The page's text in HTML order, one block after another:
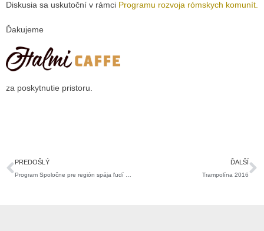
Diskusia sa uskutoční v rámci Programu rozvoja rómskych komunít.
Ďakujeme
za poskytnutie pristoru.
Prev
PREDOŠLÝ
Program Spoločne pre región spája ľudí na základe spoločných záujmov.
ĎALŠÍ
Trampolína 2016